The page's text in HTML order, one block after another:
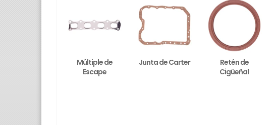
Múltiple de
Escape
Junta de Carter
Retén de
Cigüeñal